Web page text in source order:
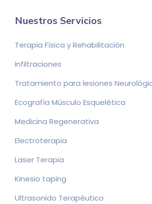
Nuestros Servicios
Terapia Física y Rehabilitación
Infiltraciones
Tratamiento para lesiones
Ecografía Músculo Esquelética
Medicina Regenerativa
Electroterapia
Laser Terapia
Kinesio taping
Ultrasonido Terapéutico